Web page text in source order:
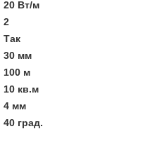
20 Вт/м
2
Так
30 мм
100 м
10 кв.м
4 мм
40 град.